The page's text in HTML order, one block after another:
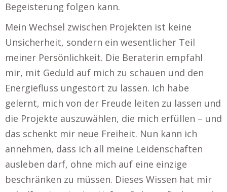
Begeisterung folgen kann.
Mein Wechsel zwischen Projekten ist keine
Unsicherheit, sondern ein wesentlicher Teil
meiner Persönlichkeit. Die Beraterin empfahl
mir, mit Geduld auf mich zu schauen und den
Energiefluss ungestört zu lassen. Ich habe
gelernt, mich von der Freude leiten zu lassen und
die Projekte auszuwählen, die mich erfüllen – und
das schenkt mir neue Freiheit. Nun kann ich
annehmen, dass ich all meine Leidenschaften
ausleben darf, ohne mich auf eine einzige
beschränken zu müssen. Dieses Wissen hat mir